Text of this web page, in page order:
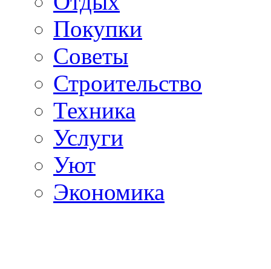
Покупки
Советы
Строительство
Техника
Услуги
Уют
Экономика